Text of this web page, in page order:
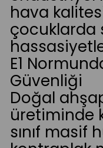
hava
çocuklarda
E1
Güvenliği
Doğal
üretiminde
sınıf masif